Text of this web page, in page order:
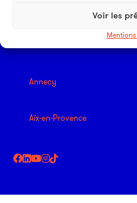
Voir les
38 rue René Boulanger
Annecy
Aix-en-Provence